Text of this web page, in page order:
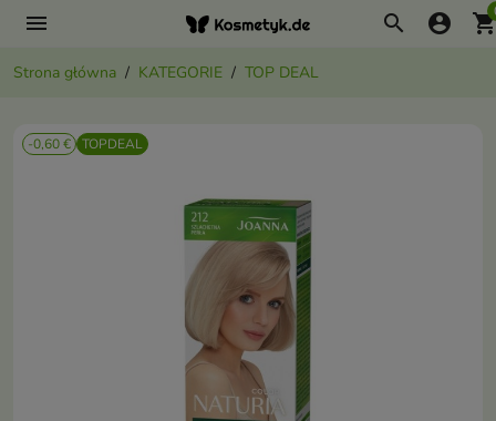
menu search account_circle
Strona główna KATEGORIE TOP DEAL
-0,60 € TOPDEAL